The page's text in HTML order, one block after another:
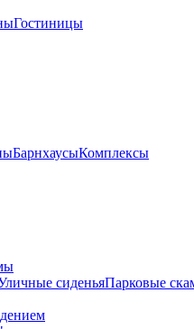
Гостиницы
БарнхаусыКомплексы
сиденьяПарковые